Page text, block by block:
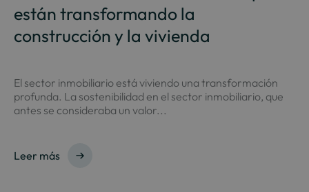
están transformando la
construcción y la vivienda
El sector inmobiliario está viviendo una transformación
profunda. La sostenibilidad en el sector inmobiliario, que
antes se consideraba un valor...
Leer más